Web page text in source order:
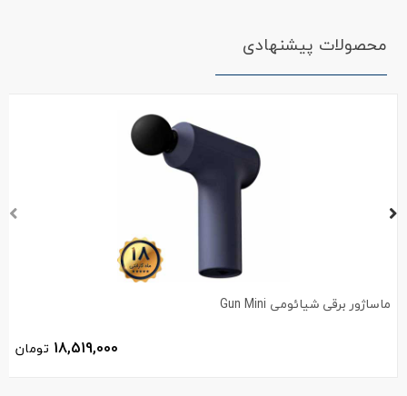
محصولات پیشنهادی
ماساژور برقی شیائومی Gun Mini
18,519,000 تومان